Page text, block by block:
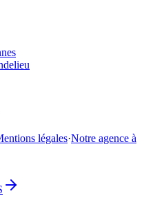
légales·Notre agence à